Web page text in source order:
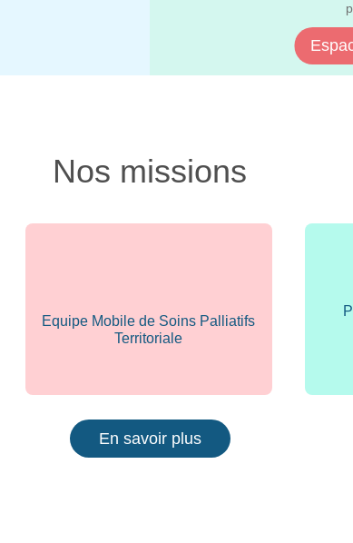
Nos missions
Equipe Mobile de Soins Palliatifs
Territoriale
En savoir plus